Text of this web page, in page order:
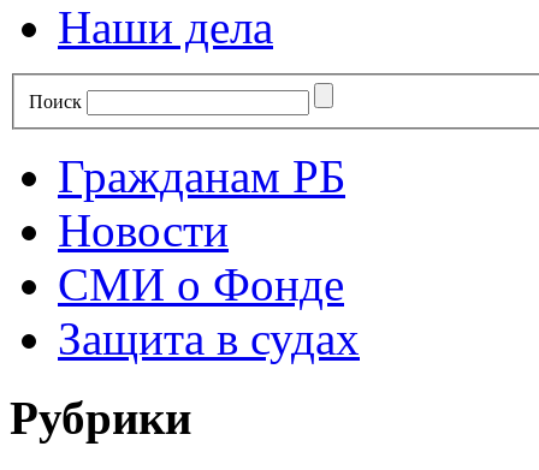
Наши дела
Поиск
Гражданам РБ
Новости
СМИ о Фонде
Защита в судах
Рубрики